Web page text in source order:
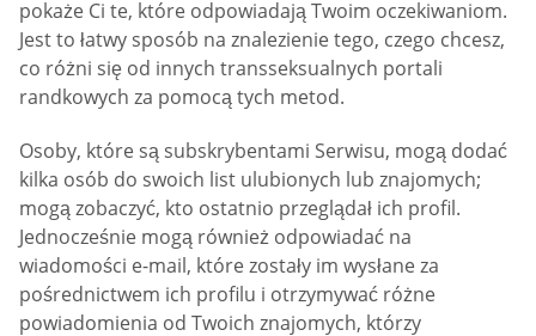
pokaże Ci te, które odpowiadają Twoim oczekiwaniom.
Jest to łatwy sposób na znalezienie tego, czego chcesz,
co różni się od innych transseksualnych portali
randkowych za pomocą tych metod.
Osoby, które są subskrybentami Serwisu, mogą dodać
kilka osób do swoich list ulubionych lub znajomych;
mogą zobaczyć, kto ostatnio przeglądał ich profil.
Jednocześnie mogą również odpowiadać na
wiadomości e-mail, które zostały im wysłane za
pośrednictwem ich profilu i otrzymywać różne
powiadomienia od Twoich znajomych, którzy